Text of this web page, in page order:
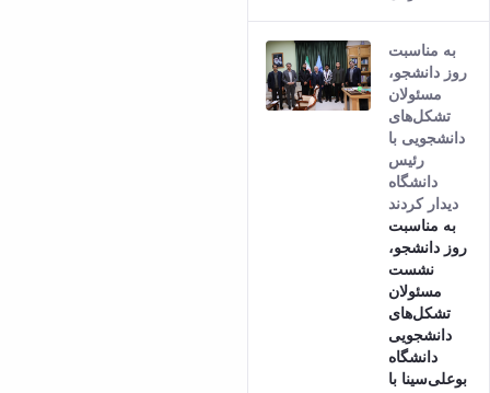
به مناسبت
روز دانشجو،
مسئولان
تشکل‌های
دانشجویی با
رئیس
دانشگاه
دیدار کردند
به مناسبت
روز دانشجو،
نشست
مسئولان
تشکل‌های
دانشجویی
دانشگاه
بوعلی‌سینا با